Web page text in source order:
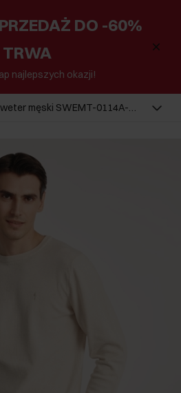
DO -60%
TRWA
najlepszych okazji!
męski SWEMT-0114A-